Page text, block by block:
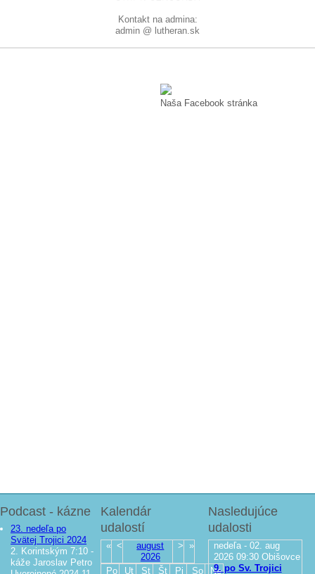
Kontakt na admina:
admin @ lutheran.sk
Naša Facebook stránka
Podcast - kázne
23. nedeľa po
Svätej Trojici 2024
2. Korintským 7:10 -
káže Jaroslav Petro
Kalendár
udalostí
« <
august
2026
> »
Po Ut St Št Pi So Ne
Nasledujúce
udalosti
nedeľa - 02. aug
2026 09:30 Obišovce
9. po Sv. Trojici